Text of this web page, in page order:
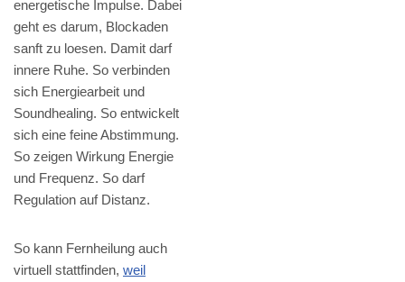
energetische Impulse. Dabei
geht es darum, Blockaden
sanft zu loesen. Damit darf
innere Ruhe. So verbinden
sich Energiearbeit und
Soundhealing. So entwickelt
sich eine feine Abstimmung.
So zeigen Wirkung Energie
und Frequenz. So darf
Regulation auf Distanz.
So kann Fernheilung auch
virtuell stattfinden, weil